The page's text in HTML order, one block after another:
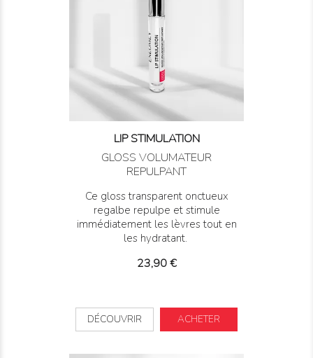
LIP STIMULATION
GLOSS VOLUMATEUR
REPULPANT
Ce gloss transparent onctueux
regalbe repulpe et stimule
immédiatement les lèvres tout en
les hydratant.
Prix
23,90 €
DÉCOUVRIR ACHETER